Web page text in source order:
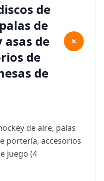
de
de
asas de
de
de
+
de aire, palas
portería, accesorios
juego (4